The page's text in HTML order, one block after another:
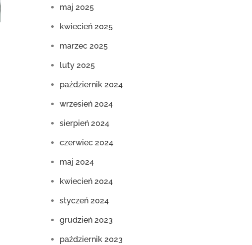
maj 2025
kwiecień 2025
marzec 2025
luty 2025
październik 2024
wrzesień 2024
sierpień 2024
czerwiec 2024
maj 2024
kwiecień 2024
styczeń 2024
grudzień 2023
październik 2023